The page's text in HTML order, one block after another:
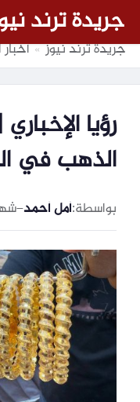
جريدة ترند
جريدة ترند نيوز » أخبار
رؤيا
الذهب في
بواسطة:أمل أحمد–